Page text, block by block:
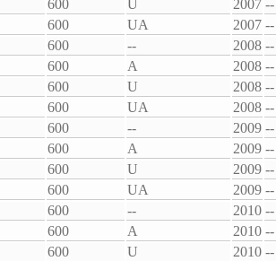
600 U 2007 --
600 UA 2007 --
600 -- 2008 --
600 A 2008 --
600 U 2008 --
600 UA 2008 --
600 -- 2009 --
600 A 2009 --
600 U 2009 --
600 UA 2009 --
600 -- 2010 --
600 A 2010 --
600 U 2010 --